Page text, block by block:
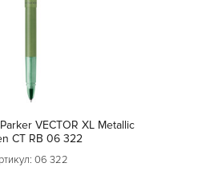
VECTOR XL Metallic
CT RB 06 322
06 322